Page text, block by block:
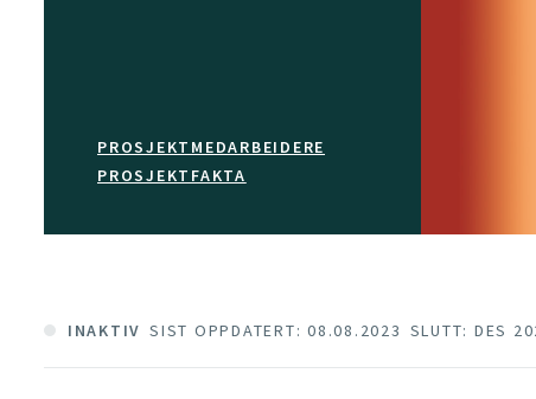
PROSJEKTMEDARBEIDERE
PROSJEKTFAKTA
INAKTIV SIST OPPDATERT: 08.08.2023 SLUTT: DES